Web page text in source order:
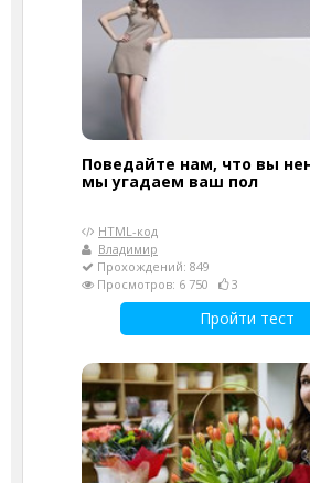
Поведайте нам, что вы
мы угадаем ваш пол
HTML-код
Владимир
Прохождений: 849
Просмотров: 6 750
3
Пройти тест